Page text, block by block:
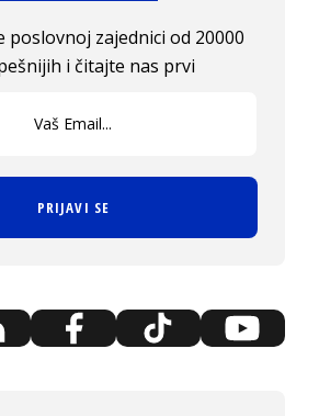
poslovnoj zajednici od 20000
i čitajte nas prvi
PRIJAVI SE